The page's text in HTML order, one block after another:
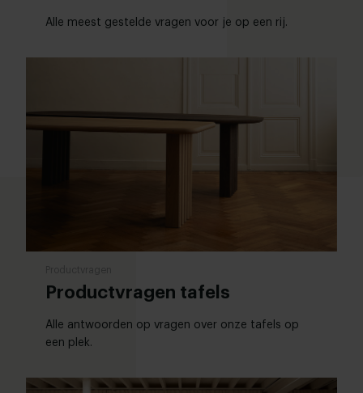
Alle meest gestelde vragen voor je op een rij.
Productvragen tafels
Alle antwoorden op vragen over onze tafels op
een plek.